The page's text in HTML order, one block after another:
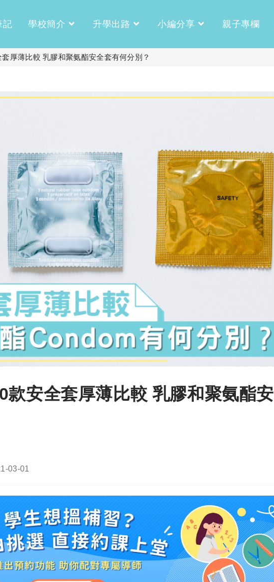
記 學校簡介 升學出路 小編分享 親子專欄
套厚薄比較 乳膠和聚氨酯安全套有何分別？
款安全套厚薄比較 乳膠和聚氨酯安
03-01